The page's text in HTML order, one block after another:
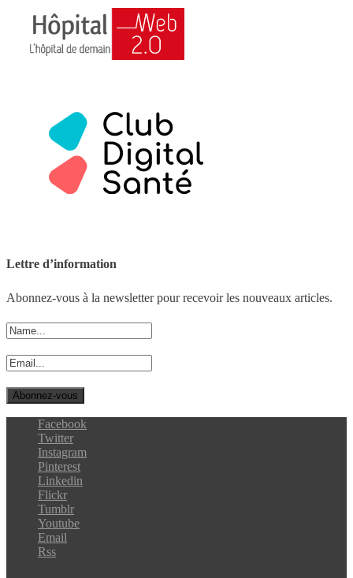
Lettre d’information
Abonnez-vous à la newsletter pour recevoir les nouveaux articles.
Facebook
Twitter
Instagram
Pinterest
Linkedin
Flickr
Tumblr
Youtube
Email
Rss